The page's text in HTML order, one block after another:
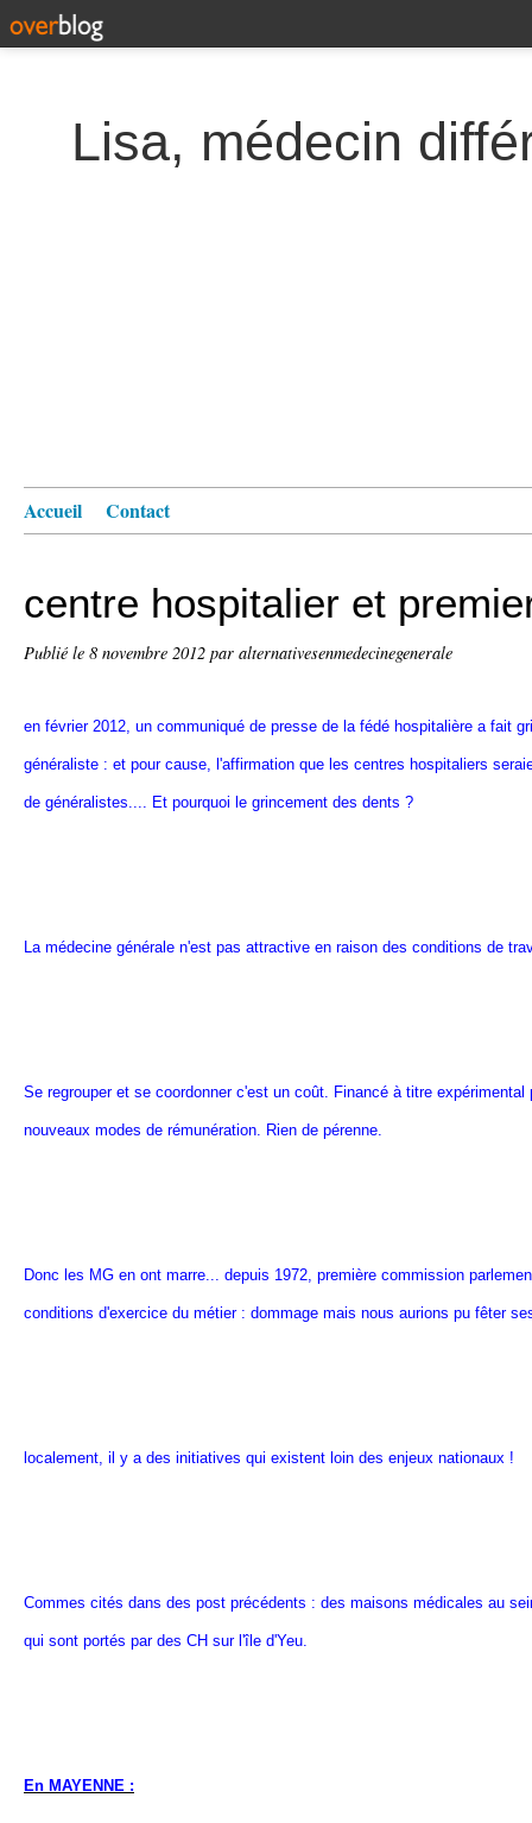
Lisa, médecin
Accueil Contact
centre hospitalier et
Publié le 8 novembre 2012 par alternativesenmedecinegenerale
en février 2012, un communiqué de presse de la fédé hospitalière a fait
généraliste : et pour cause, l'affirmation que les centres hospitaliers
de généralistes.... Et pourquoi le grincement des dents ?
La médecine générale n'est pas attractive en raison des conditions de
Se regrouper et se coordonner c'est un coût. Financé à titre
nouveaux modes de rémunération. Rien de pérenne.
Donc les MG en ont marre... depuis 1972, première commission
conditions d'exercice du métier : dommage mais nous aurions pu fêter
localement, il y a des initiatives qui existent loin des enjeux nationaux !
Commes cités dans des post précédents : des maisons médicales au
qui sont portés par des CH sur l'île d'Yeu.
En MAYENNE :